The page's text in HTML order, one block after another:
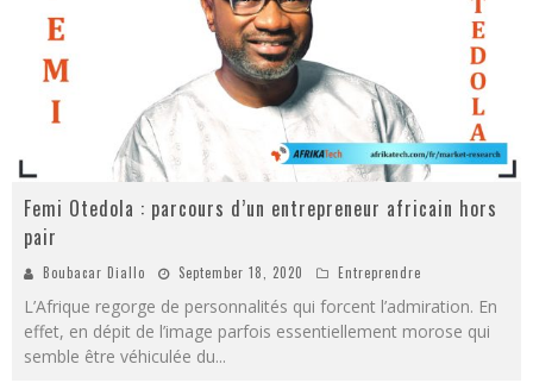
Femi Otedola : parcours d’un entrepreneur africain hors
pair
Boubacar Diallo September 18, 2020 Entreprendre
L’Afrique regorge de personnalités qui forcent l’admiration. En
effet, en dépit de l’image parfois essentiellement morose qui
semble être véhiculée du...